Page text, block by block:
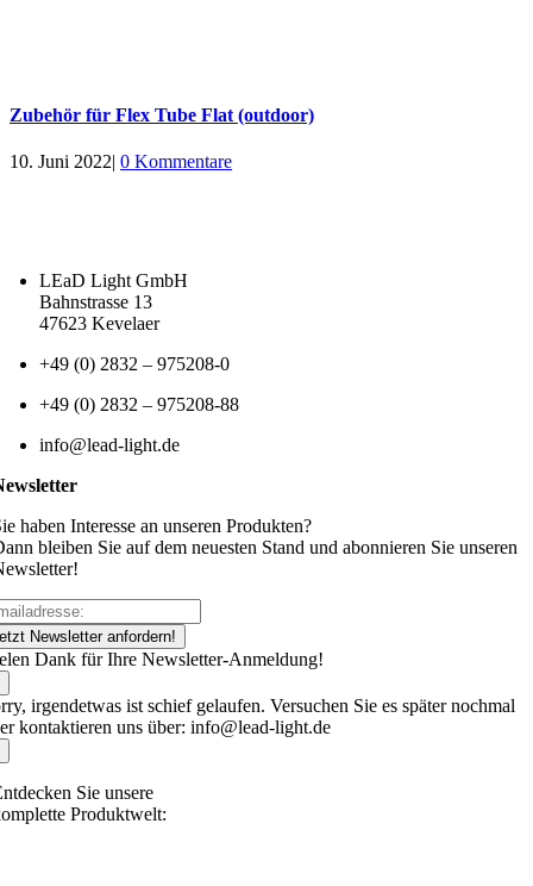
Zubehör für Flex Tube Flat (outdoor)
10. Juni 2022| 0 Kommentare
LEaD Light GmbH
Bahnstrasse 13
47623 Kevelaer
+49 (0) 2832 – 975208-0
+49 (0) 2832 – 975208-88
info@lead-light.de
haben Interesse an unseren Produkten?
bleiben Sie auf dem neuesten Stand und abonnieren Sie unseren
Newsletter anfordern!
Dank für Ihre Newsletter-Anmeldung!
irgendetwas ist schief gelaufen. Versuchen Sie es später nochmal
kontaktieren uns über: info@lead-light.de
Sie unsere
Produktwelt: